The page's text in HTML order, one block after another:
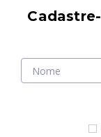
INÍCIO PARTE DE